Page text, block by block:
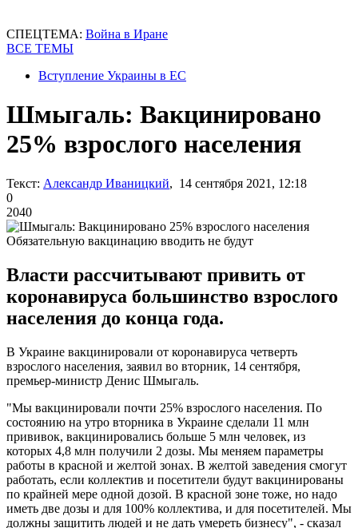
СПЕЦТЕМА: Война в Иране
ВСЕ ТЕМЫ
Вступление Украины в ЕС
Шмыгаль: Вакцинировано
25% взрослого населения
Текст: Александр Иваницкий, 14 сентября 2021, 12:18
0
2040
Обязательную вакцинацию вводить не будут
Власти рассчитывают привить от
коронавируса большинство взрослого
населения до конца года.
В Украине вакцинировали от коронавируса четверть
взрослого населения, заявил во вторник, 14 сентября,
премьер-министр Денис Шмыгаль.
"Мы вакцинировали почти 25% взрослого населения. По
состоянию на утро вторника в Украине сделали 11 млн
прививок, вакцинировались больше 5 млн человек, из
которых 4,8 млн получили 2 дозы. Мы меняем параметры
работы в красной и желтой зонах. В желтой заведения смогут
работать, если коллектив и посетители будут вакцинированы
по крайней мере одной дозой. В красной зоне тоже, но надо
иметь две дозы и для 100% коллектива, и для посетителей. Мы
должны защитить людей и не дать умереть бизнесу", - сказал